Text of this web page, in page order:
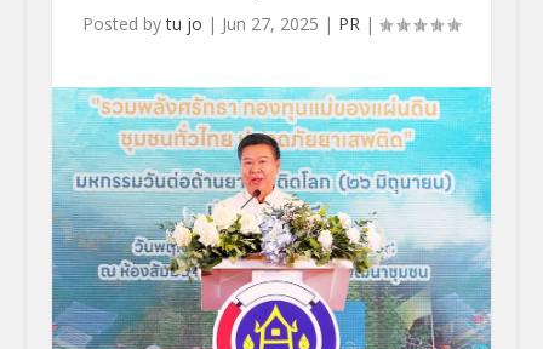
Posted bytu jo | Jun 27, 2025 | PR |